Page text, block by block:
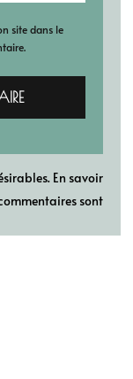
site dans le
En savoir
sont